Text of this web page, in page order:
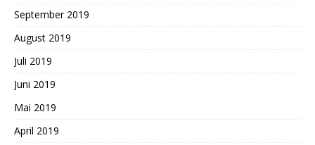
September 2019
August 2019
Juli 2019
Juni 2019
Mai 2019
April 2019